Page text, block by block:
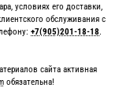
условиях его доставки,
обслуживания с
+7(905)201-18-18.
сайта активная
обязательна!